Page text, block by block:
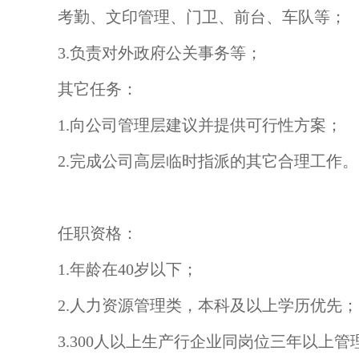
考勤、文印管理、门卫、前台、车队等；
3.负责对外政府公关事务等；
其它任务：
1.向公司管理层建议并提供可行性方案；
2.完成公司高层临时指派的其它合理工作。
任职资格：
1.年龄在40岁以下；
2.人力资源管理类，本科及以上学历优先；
3.300人以上生产行企业同岗位三年以上管